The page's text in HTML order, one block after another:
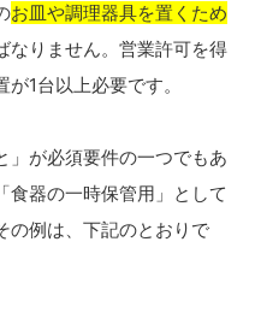
お皿や調理器具を置くため
なりません。営業許可を得
が1台以上必要です。
」が必須要件の一つでもあ
食器の一時保管用」として
の例は、下記のとおりで